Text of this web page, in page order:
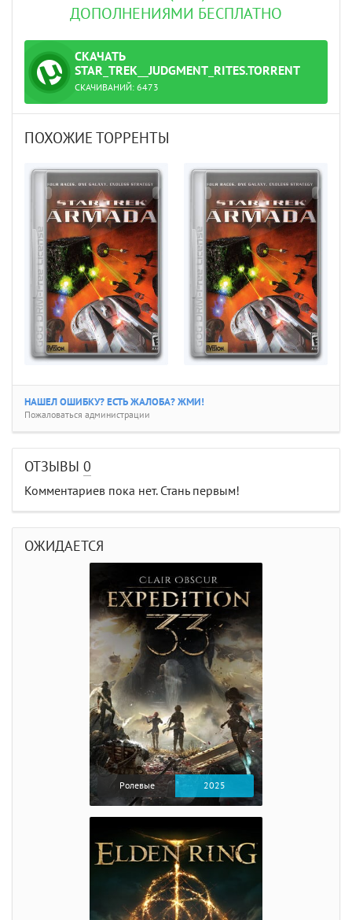
ДОПОЛНЕНИЯМИ БЕСПЛАТНО
СКАЧАТЬ
ТОРРЕНТ
STAR_TREK__JUDGMENT_RITES.TORRENT
СКАЧИВАНИЙ: 6473
ПОХОЖИЕ ТОРРЕНТЫ
НАШЕЛ ОШИБКУ? ЕСТЬ ЖАЛОБА? ЖМИ!
Пожаловаться администрации
ОТЗЫВЫ 0
Комментариев пока нет. Стань первым!
ОЖИДАЕТСЯ
Ролевые 2025